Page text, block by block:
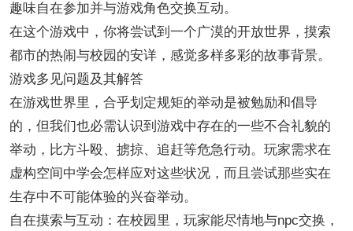
趣味自在参加并与游戏角色交换互动。
在这个游戏中，你将尝试到一个广漠的开放世界，摸索
都市的热闹与校园的安详，感觉多样多彩的故事背景。
游戏多见问题及其解答
在游戏世界里，合乎划定规矩的举动是被勉励和倡导
的，但我们也必需认识到游戏中存在的一些不合礼貌的
举动，比方斗殴、掳掠、追赶等危急行动。玩家需求在
虚构空间中学会怎样应对这些状况，而且尝试那些实在
生存中不可能体验的兴奋举动。
自在摸索与互动：在校园里，玩家能尽情地与npc交换，